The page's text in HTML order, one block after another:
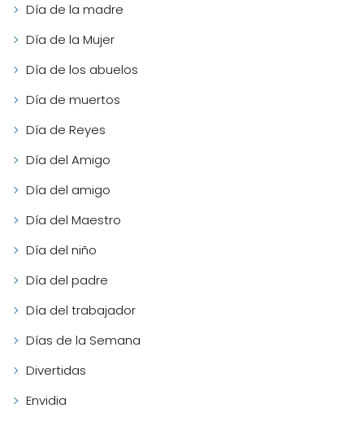
Día de la madre
Día de la Mujer
Día de los abuelos
Día de muertos
Día de Reyes
Día del Amigo
Día del amigo
Día del Maestro
Día del niño
Día del padre
Día del trabajador
Días de la Semana
Divertidas
Envidia